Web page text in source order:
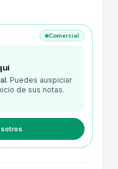
Comercial
. Puedes auspiciar
de sus notas.